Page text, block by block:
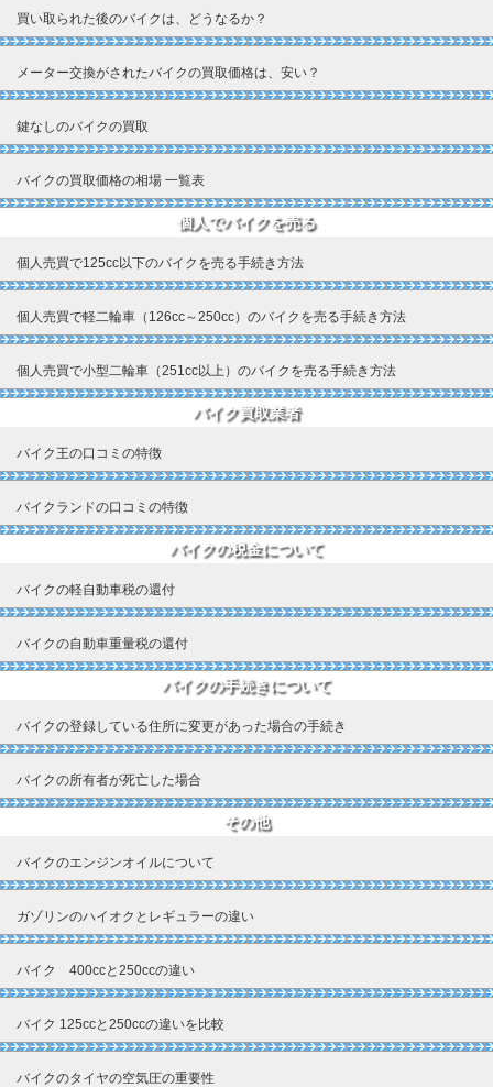
買い取られた後のバイクは、どうなるか？
メーター交換がされたバイクの買取価格は、安い？
鍵なしのバイクの買取
バイクの買取価格の相場 一覧表
個人でバイクを売る
個人売買で125cc以下のバイクを売る手続き方法
個人売買で軽二輪車（126cc～250cc）のバイクを売る手続き方法
個人売買で小型二輪車（251cc以上）のバイクを売る手続き方法
バイク買取業者
バイク王の口コミの特徴
バイクランドの口コミの特徴
バイクの税金について
バイクの軽自動車税の還付
バイクの自動車重量税の還付
バイクの手続きについて
バイクの登録している住所に変更があった場合の手続き
バイクの所有者が死亡した場合
その他
バイクのエンジンオイルについて
ガゾリンのハイオクとレギュラーの違い
バイク 400ccと250ccの違い
バイク 125ccと250ccの違いを比較
バイクのタイヤの空気圧の重要性